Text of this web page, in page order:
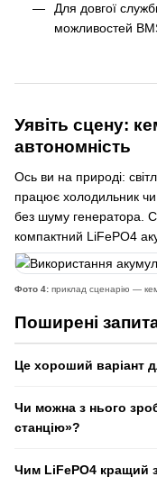
Для довгої
можливостей
Уявіть сцену:
автономність
Ось ви на природі:
працює холодильник
без шуму генератора.
компактний LiFePO4
Фото 4: приклад сценарію —
Поширені
Це хороший варіант
для мобільних задач.
кабелі, запобіжник по
Чи можна з нього
станцію»?
запобіжник + кабелі
Чим LiFePO4 кращий